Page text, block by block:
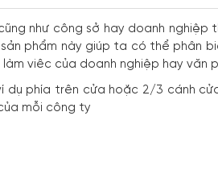
như công sở hay doanh nghiệp
phẩm này giúp ta có thể
viêc của doanh nghiệp hay văn
phía trên cửa hoặc 2/3 cánh
mỗi công ty